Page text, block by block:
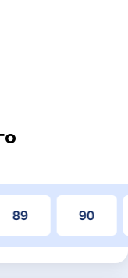
89 90